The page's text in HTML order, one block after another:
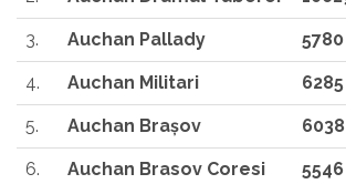
3. Auchan Pallady 5780
4. Auchan Militari 6285
5. Auchan Braşov 6038
6. Auchan Brasov Coresi 5546